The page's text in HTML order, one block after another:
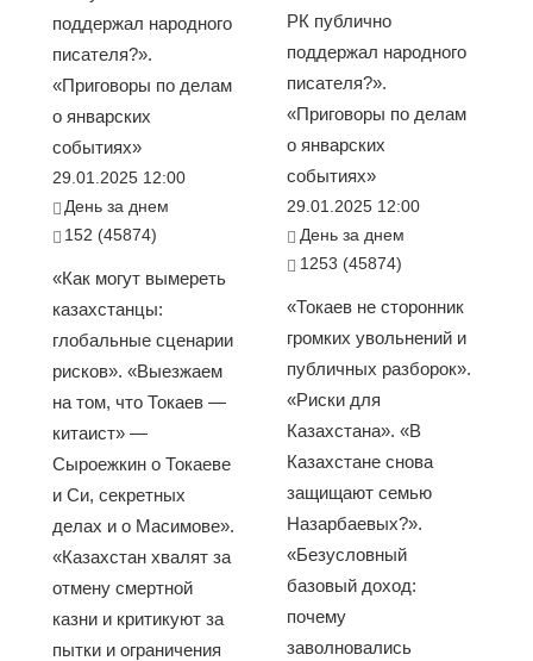
поддержал народного
писателя?».
«Приговоры по делам
о январских
событиях»
29.01.2025 12:00
День за днем
152 (45874)
«Как могут вымереть
казахстанцы:
глобальные сценарии
рисков». «Выезжаем
на том, что Токаев —
китаист» —
Сыроежкин о Токаеве
и Си, секретных
делах и о Масимове».
«Казахстан хвалят за
отмену смертной
казни и критикуют за
пытки и ограничения
РК публично
поддержал народного
писателя?».
«Приговоры по делам
о январских
событиях»
29.01.2025 12:00
День за днем
1253 (45874)
«Токаев не сторонник
громких увольнений и
публичных разборок».
«Риски для
Казахстана». «В
Казахстане снова
защищают семью
Назарбаевых?».
«Безусловный
базовый доход:
почему
заволновались